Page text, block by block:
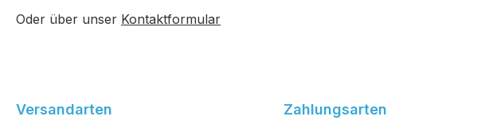
Oder über unser Kontaktformular
Versandarten Zahlungsarten